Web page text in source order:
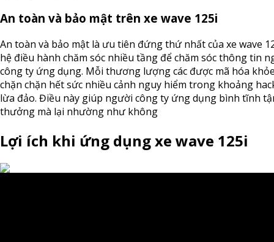
An toàn và bảo mật trên xe wave 125i
An toàn và bảo mật là ưu tiên đứng thứ nhất của xe wave
hệ điều hành chăm sóc nhiều tầng để chăm sóc thông tin
công ty ứng dụng. Mỗi thương lượng các được mã hóa
chặn chặn hết sức nhiều cảnh nguy hiểm trong khoảng
lừa đảo. Điều này giúp người công ty ứng dụng bình tĩnh
thưởng mà lại nhường như không
Lợi ích khi ứng dụng xe wave 125i